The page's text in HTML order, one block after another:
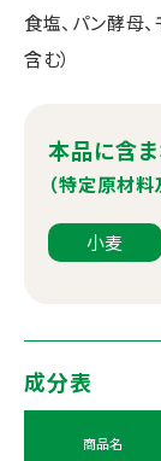
食塩、パン酵母
含む）
本品に含
（特定原材
小麦
成分表
商品名